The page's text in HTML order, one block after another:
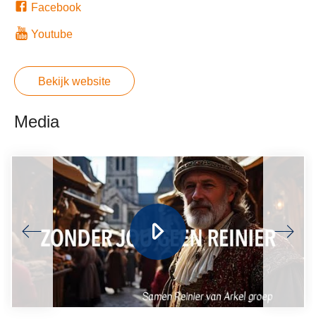
Facebook
Youtube
Bekijk website
Media